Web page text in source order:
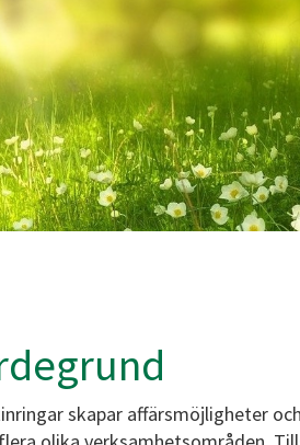
skapar affärsmöjligheter